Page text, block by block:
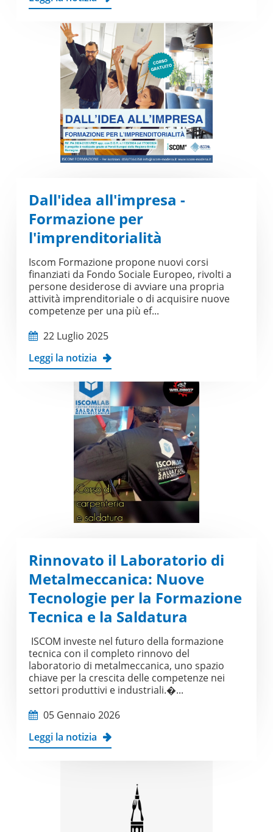
Dall'idea all'impresa -
Formazione per
l'imprenditorialità
Iscom Formazione propone nuovi corsi
finanziati da Fondo Sociale Europeo, rivolti a
persone desiderose di avviare una propria
attività imprenditoriale o di acquisire nuove
competenze per una più ef...
22 Luglio 2025
Leggi la notizia
Rinnovato il Laboratorio di
Metalmeccanica: Nuove
Tecnologie per la Formazione
Tecnica e la Saldatura
ISCOM investe nel futuro della formazione
tecnica con il completo rinnovo del
laboratorio di metalmeccanica, uno spazio
chiave per la crescita delle competenze nei
settori produttivi e industriali.�...
05 Gennaio 2026
Leggi la notizia